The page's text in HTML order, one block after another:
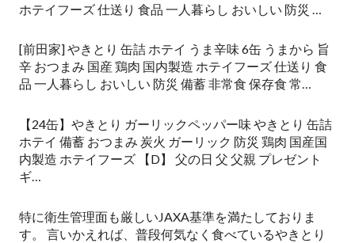
ホテイフーズ 仕送り 食品 一人暮らし おいしい 防災 …
[前田家] やきとり 缶詰 ホテイ うま辛味 6缶 うまから 旨
辛 おつまみ 国産 鶏肉 国内製造 ホテイフーズ 仕送り 食
品 一人暮らし おいしい 防災 備蓄 非常食 保存食 常…
【24缶】やきとり ガーリックペッパー味 やきとり 缶詰
ホテイ 備蓄 おつまみ 炭火 ガーリック 防災 鶏肉 国産国
内製造 ホテイフーズ 【D】 父の日 父 父親 プレゼント
ギ…
特に衛生管理面も厳しいJAXA基準を満たしておりま
す。 言いかえれば、普段何気なく食べているやきとり